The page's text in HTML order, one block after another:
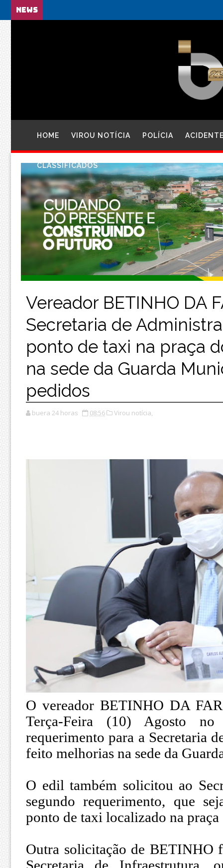
NEWS
HOME VIROU NOTÍCIA POLÍCIA
CLASSIFICADOS
Vereador BETINHO DA
Secretaria de
ponto de taxi na praça
na sede da Guarda
pedidos
buera 24 horas 08:56 Virou notícia,
O vereador BETINHO DA
Terça-Feira (10) Agosto
requerimento para a Secretaria
feito melhorias na sede da
O edil também solicitou ao
segundo requerimento, que
ponto de taxi localizado na
Outra solicitação de BETINHO